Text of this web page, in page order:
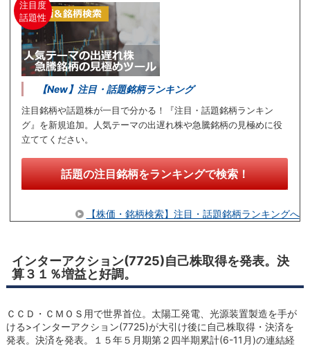
注目度
話題性
【New】注目・話題銘柄ランキング
注目銘柄や話題株が一目で分かる！『注目・話題銘柄ランキン
グ』を新規追加。人気テーマの出遅れ株や急騰銘柄の見極めに役
立ててください。
話題の注目銘柄をランキングで検索！
【株価・銘柄検索】注目・話題銘柄ランキングへ
インターアクション(7725)自己株取得を発表。決
算３１％増益と好調。
ＣＣＤ・ＣＭＯＳ用で世界首位。太陽工発電、光源装置製造を手が
ける>インターアクション(7725)が大引け後に自己株取得・決済を
発表。決済を発表。１５年５月期第２四半期累計(6-11月)の連結経